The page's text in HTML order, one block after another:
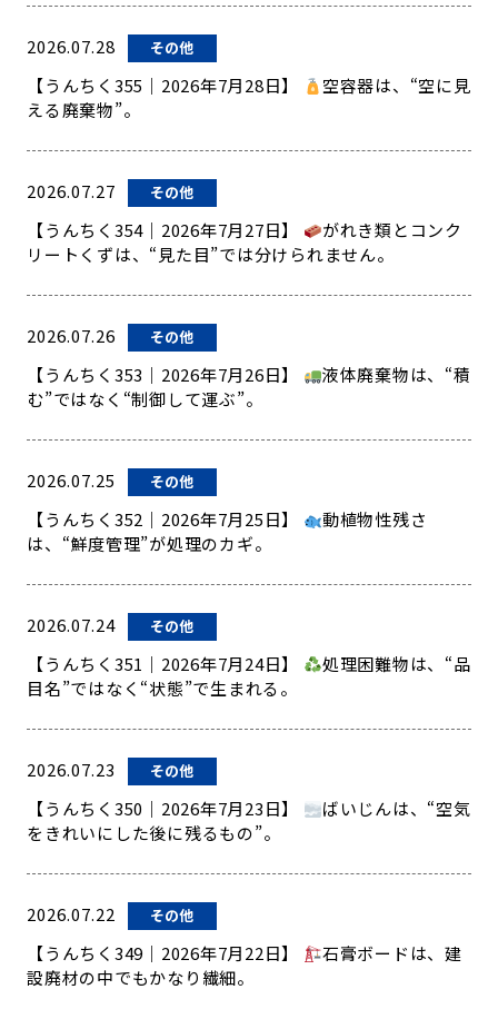
2026.07.28 その他
【うんちく355｜2026年7月28日】
空容器は、“空に見
える廃棄物”。
2026.07.27 その他
【うんちく354｜2026年7月27日】
がれき類とコンク
リートくずは、“見た目”では分けられません。
2026.07.26 その他
【うんちく353｜2026年7月26日】
液体廃棄物は、“積
む”ではなく“制御して運ぶ”。
2026.07.25 その他
【うんちく352｜2026年7月25日】
動植物性残さ
は、“鮮度管理”が処理のカギ。
2026.07.24 その他
【うんちく351｜2026年7月24日】
処理困難物は、“品
目名”ではなく“状態”で生まれる。
2026.07.23 その他
【うんちく350｜2026年7月23日】
ばいじんは、“空気
をきれいにした後に残るもの”。
2026.07.22 その他
【うんちく349｜2026年7月22日】
石膏ボードは、建
設廃材の中でもかなり繊細。